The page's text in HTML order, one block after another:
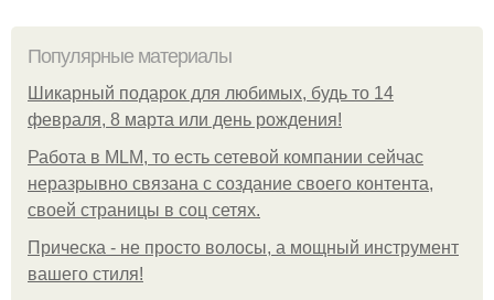
Популярные материалы
Шикарный подарок для любимых, будь то 14
февраля, 8 марта или день рождения!
Работа в MLM, то есть сетевой компании сейчас
неразрывно связана с создание своего контента,
своей страницы в соц сетях.
Прическа - не просто волосы, а мощный инструмент
вашего стиля!